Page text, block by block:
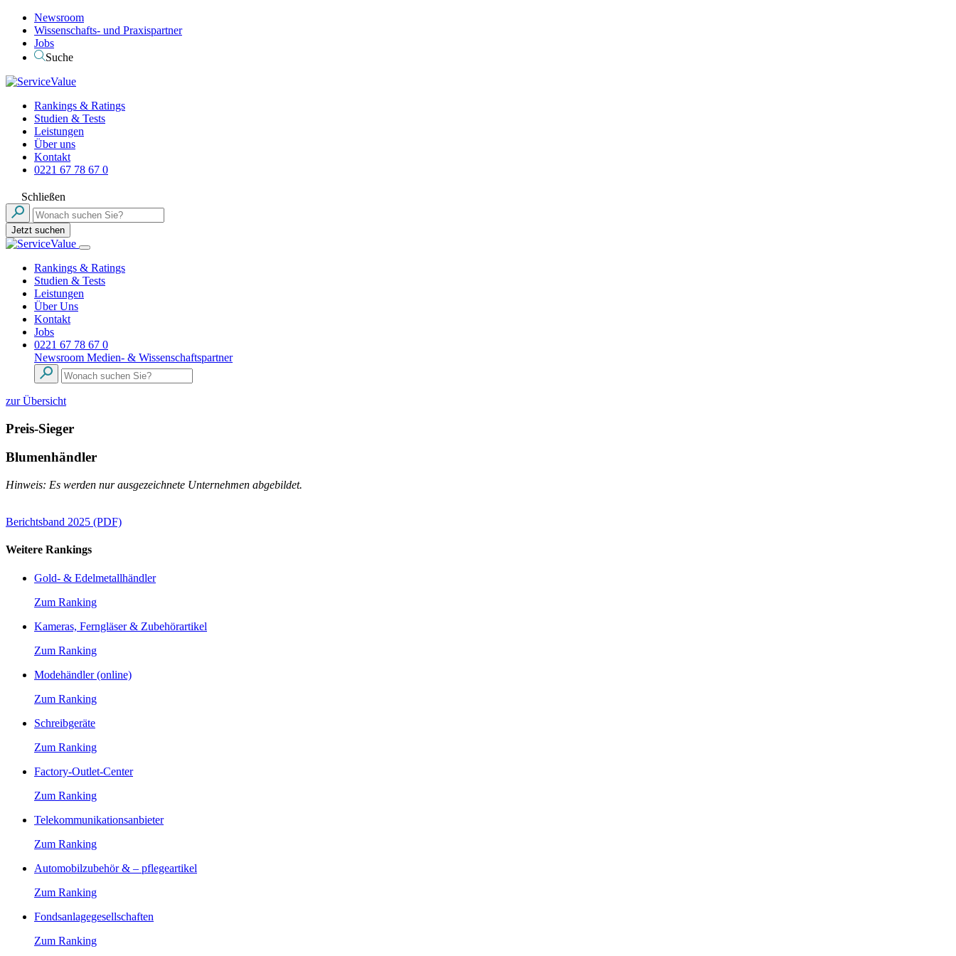
Newsroom
Wissenschafts- und Praxispartner
Jobs
Suche
Rankings & Ratings
Studien & Tests
Leistungen
Über uns
Kontakt
0221 67 78 67 0
Schließen
Jetzt suchen
Rankings & Ratings
Studien & Tests
Leistungen
Über Uns
Kontakt
Jobs
0221 67 78 67 0
Newsroom Medien- & Wissenschaftspartner
zur Übersicht
Preis-Sieger
Blumenhändler
Hinweis: Es werden nur ausgezeichnete Unternehmen abgebildet.
Berichtsband 2025 (PDF)
Weitere Rankings
Gold- & Edelmetallhändler
Zum Ranking
Kameras, Ferngläser & Zubehörartikel
Zum Ranking
Modehändler (online)
Zum Ranking
Schreibgeräte
Zum Ranking
Factory-Outlet-Center
Zum Ranking
Telekommunikationsanbieter
Zum Ranking
Automobilzubehör & – pflegeartikel
Zum Ranking
Fondsanlagegesellschaften
Zum Ranking